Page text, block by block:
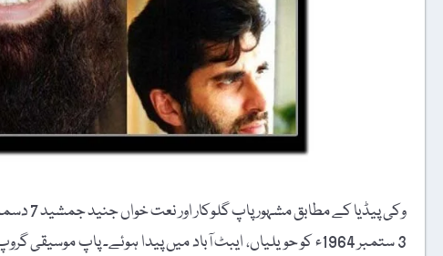
وکی پیڈیا کے مطابق مشہور پاپ گلوکار اور نعت خواں جنید جمشید 7 دسمبر 2016ء کو پی آئی اے فلائٹ 661 کے حادثے میں انتقال کرگئے۔
3 ستمبر 1964ء کو حویلیاں، ایبٹ آباد میں پیدا ہوئے۔ پاپ